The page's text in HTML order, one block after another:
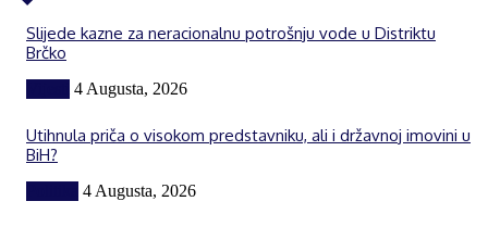
Slijede kazne za neracionalnu potrošnju vode u Distriktu
Brčko
4 Augusta, 2026
Utihnula priča o visokom predstavniku, ali i državnoj imovini u
BiH?
4 Augusta, 2026